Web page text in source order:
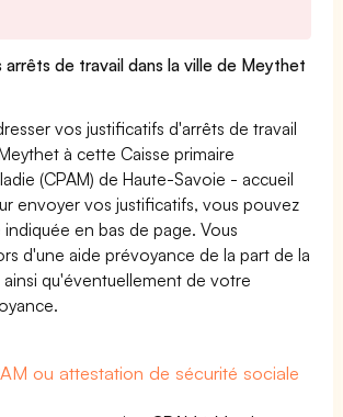
arrêts de travail dans la ville de Meythet
vos justificatifs d'arrêts de travail
à cette Caisse primaire
(CPAM) de Haute-Savoie - accueil
envoyer vos justificatifs, vous pouvez
indiquée en bas de page. Vous
d'une aide prévoyance de la part de la
ainsi qu'éventuellement de votre
ou attestation de sécurité sociale